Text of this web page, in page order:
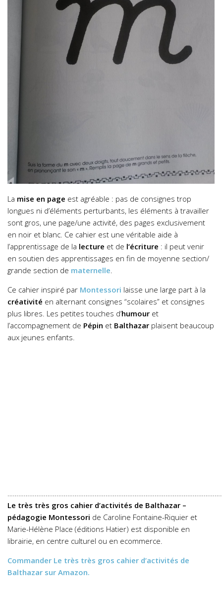
La mise en page est agréable : pas de consignes trop
longues ni d’éléments perturbants, les éléments à travailler
sont gros, une page/une activité, des pages exclusivement
en noir et blanc. Ce cahier est une véritable aide à
l’apprentissage de la lecture et de l’écriture : il peut venir
en soutien des apprentissages en fin de moyenne section/
grande section de maternelle
Ce cahier inspiré par Montessori laisse une large part à la
créativité en alternant consignes “scolaires” et consignes
plus libres. Les petites touches d’humour et
l’accompagnement de Pépin et Balthazar plaisent beaucoup
aux jeunes enfants.
Le très très gros cahier d’activités de Balthazar –
pédagogie Montessori de Caroline Fontaine-Riquier et
Marie-Hélène Place (éditions Hatier) est disponible en
librairie, en centre culturel ou en ecommerce.
Commander Le très très gros cahier d’activités de
Balthazar sur Amazon.